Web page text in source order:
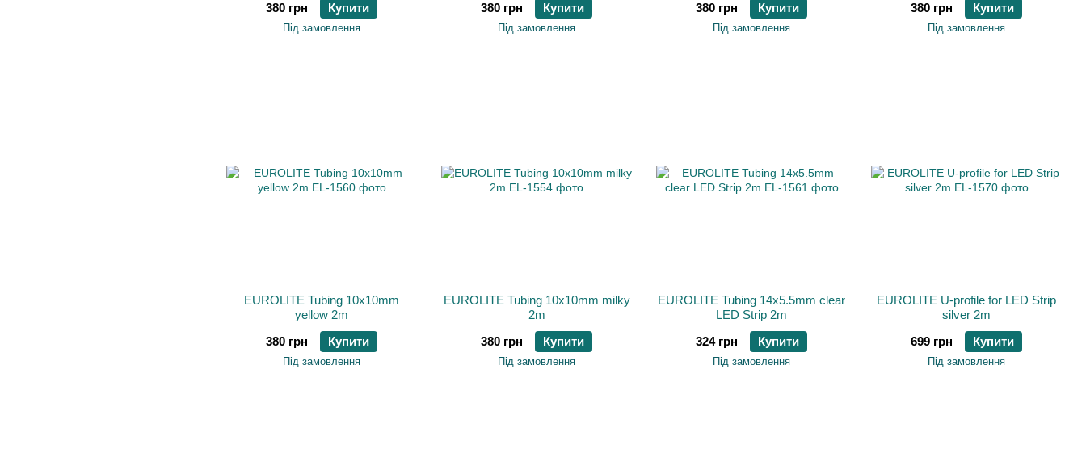
380 грн
Купити
Під замовлення
380 грн
Купити
Під замовлення
380 грн
Купити
Під замовлення
380 грн
Купити
Під замовлення
EUROLITE Tubing 10x10mm
yellow 2m
380 грн
Купити
Під замовлення
EUROLITE Tubing 10x10mm milky
2m
380 грн
Купити
Під замовлення
EUROLITE Tubing 14x5.5mm clear
LED Strip 2m
324 грн
Купити
Під замовлення
EUROLITE U-profile for LED Strip
silver 2m
699 грн
Купити
Під замовлення